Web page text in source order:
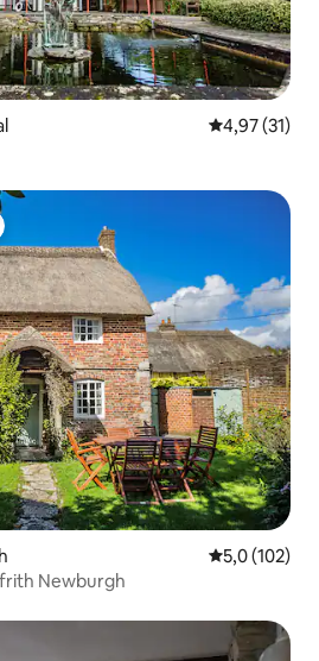
5 üzerinden
4,97 (31)
en beğenilenler arasında
5 üzerinden
5,0 (102)
Newburgh